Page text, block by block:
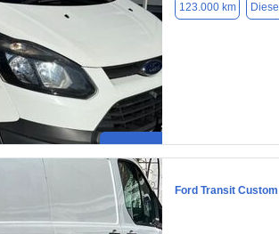
123.000 km Diesel
Ford Transit Custom